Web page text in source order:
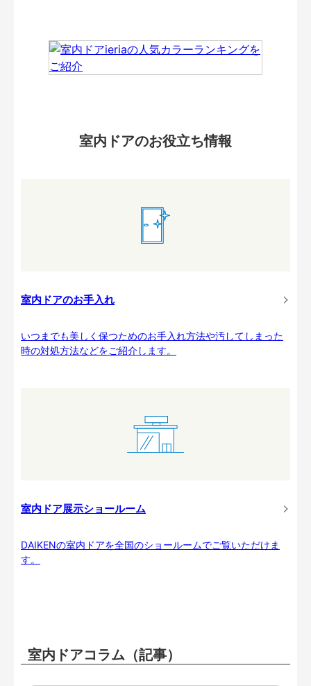
室内ドアのお役立ち情報
室内ドアのお手入れ
いつまでも美しく保つためのお手入れ方法や汚してしまった
時の対処方法などをご紹介します。
室内ドア展示ショールーム
DAIKENの室内ドアを全国のショールームでご覧いただけま
す。
室内ドアコラム（記事）